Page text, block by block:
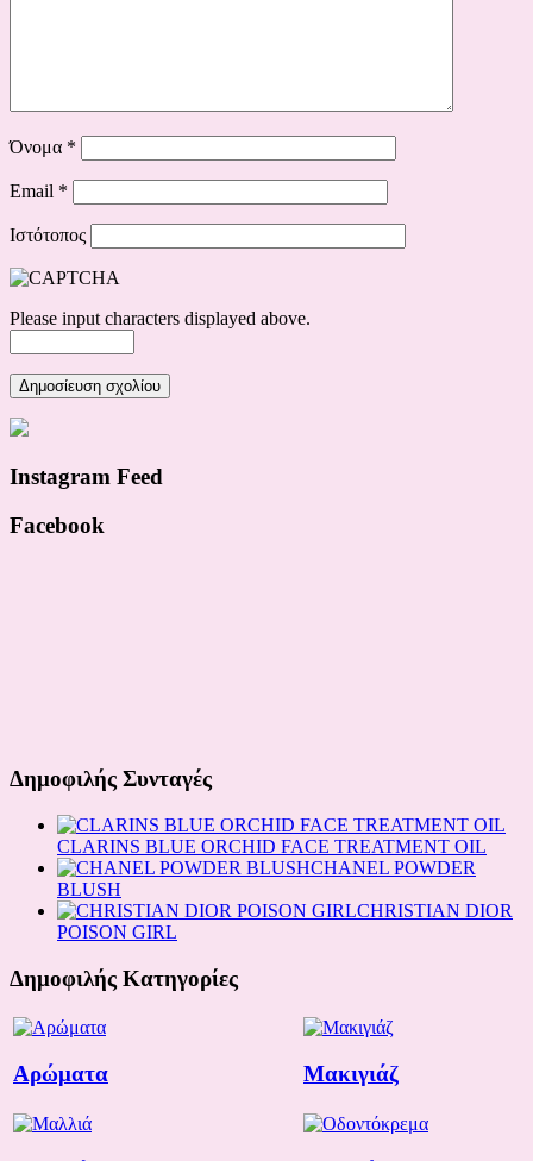
Όνομα *
Email *
Ιστότοπος
Please input characters displayed above.
Instagram Feed
Facebook
Δημοφιλής Συνταγές
CLARINS BLUE ORCHID FACE TREATMENT OIL
CHANEL POWDER
BLUSH
CHRISTIAN DIOR
POISON GIRL
Δημοφιλής Κατηγορίες
Αρώματα Μακιγιάζ